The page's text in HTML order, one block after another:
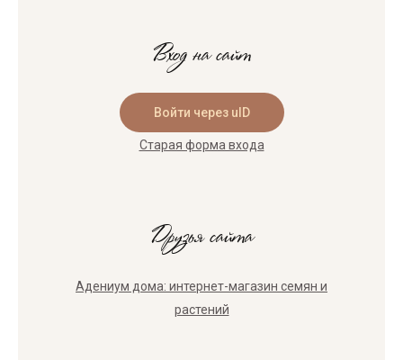
Вход на сайт
Войти через uID
Старая форма входа
Друзья сайта
Адениум дома: интернет-магазин семян и
растений